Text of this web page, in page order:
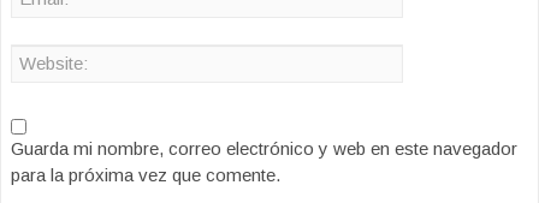
Guarda mi nombre, correo electrónico y web en este navegador
para la próxima vez que comente.